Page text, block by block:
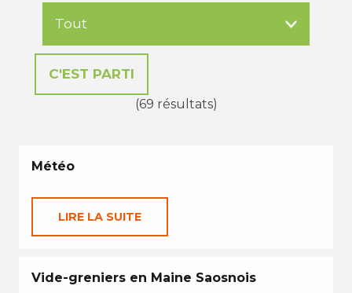
(69 résultats)
Météo
LIRE LA SUITE
Vide-greniers en Maine Saosnois